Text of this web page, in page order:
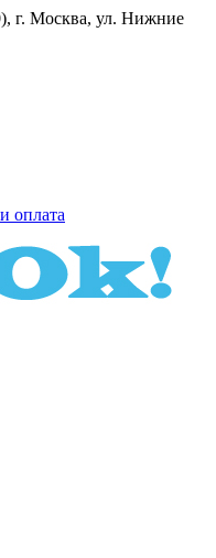
г. Москва, ул. Нижние
оплата